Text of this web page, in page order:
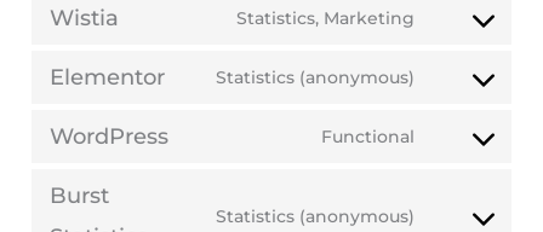
Wistia Statistics, Marketing
Elementor Statistics (anonymous)
WordPress Functional
Burst
Statistics (anonymous)